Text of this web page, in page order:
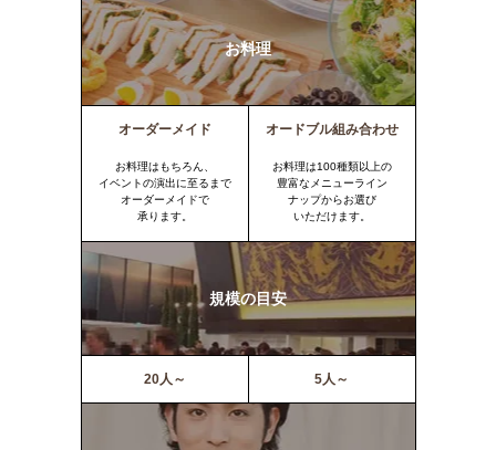
お料理
オーダーメイド
お料理はもちろん、
イベントの演出に至るまで
オーダーメイドで
承ります。
オードブル組み合わせ
お料理は100種類以上の
豊富なメニューライン
ナップからお選び
いただけます。
規模の目安
20人～ 5人～